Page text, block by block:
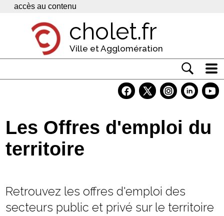
Panneau de gestion des cookies
accès au contenu
cholet.fr
Ville et Agglomération
Economie
Services
Les Offres d'emploi du
territoire
Retrouvez les offres d'emploi des
secteurs public et privé sur le territoire